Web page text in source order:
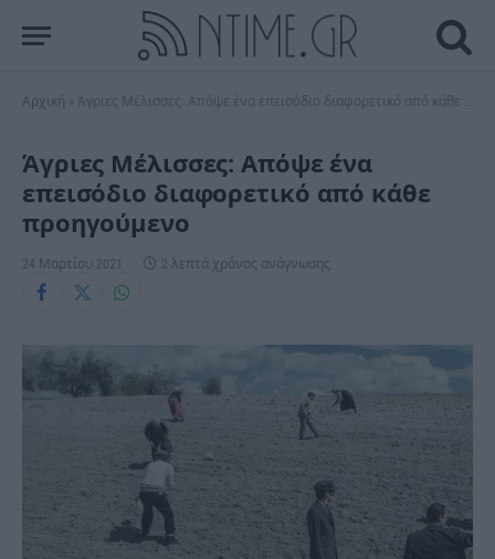
Αρχική Άγριες Μέλισσες: Απόψε ένα επεισόδιο διαφορετικό από κάθε προηγούμενο
Άγριες Μέλισσες: Απόψε ένα
επεισόδιο διαφορετικό από κάθε
προηγούμενο
24 Μαρτίου 2021 2 λεπτά χρόνος ανάγνωσης